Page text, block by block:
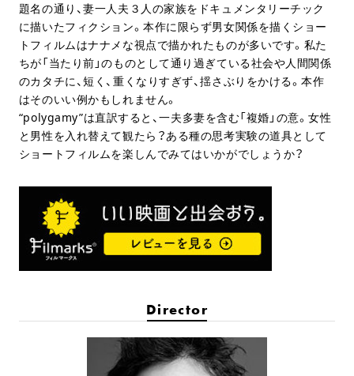
題名の通り、妻一人夫３人の家族をドキュメンタリーチック
に描いたフィクション。本作に限らず男女関係を描くショー
トフィルムはナナメな視点で描かれたものが多いです。私た
ちが「当たり前」のものとして通り過ぎている社会や人間関係
のカタチに、短く、重くなりすぎず、揺さぶりをかける。本作
はそのいい例かもしれません。
“polygamy”は直訳すると、一夫多妻を含む「複婚」の意。女性
と男性を入れ替えて観たら？ある種の思考実験の道具として
ショートフィルムを楽しんでみてはいかがでしょうか？
Director